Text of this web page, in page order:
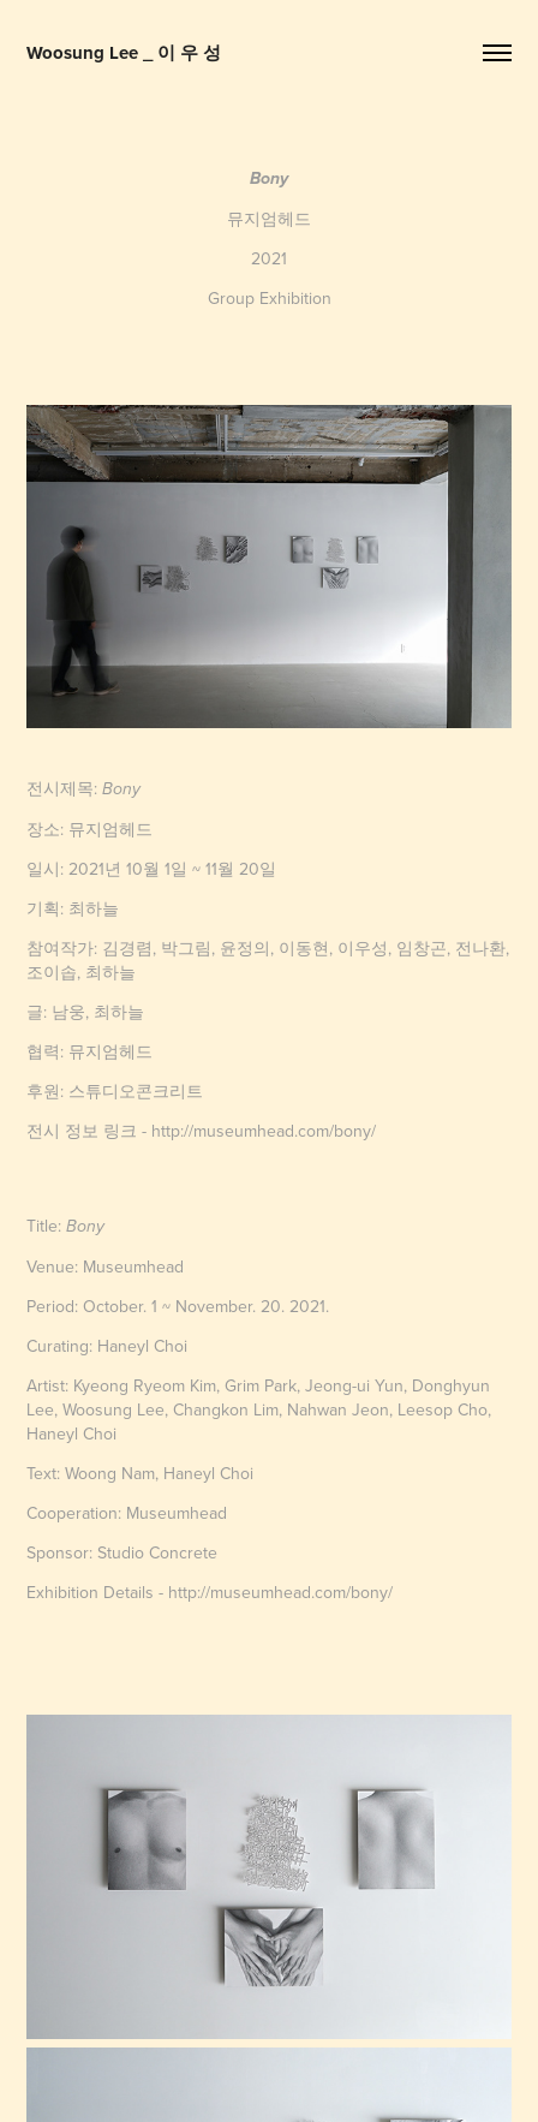
Woosung Lee _ 이 우 성
Bony
뮤지엄헤드
2021
Group Exhibition
전시제목:Bony
장소: 뮤지엄헤드
일시: 2021년 10월 1일 ~ 11월 20일
기획: 최하늘
참여작가: 김경렴, 박그림, 윤정의, 이동현, 이우성, 임창곤, 전나환,
조이솝, 최하늘
글: 남웅, 최하늘
협력: 뮤지엄헤드
후원: 스튜디오콘크리트
전시 정보 링크 - http://museumhead.com/bony/
Title:Bony
Venue: Museumhead
Period: October. 1 ~ November. 20. 2021.
Curating: Haneyl Choi
Artist: Kyeong Ryeom Kim, Grim Park, Jeong-ui Yun, Donghyun
Lee, Woosung Lee, Changkon Lim, Nahwan Jeon, Leesop Cho,
Haneyl Choi
Text: Woong Nam, Haneyl Choi
Cooperation: Museumhead
Sponsor: Studio Concrete
Exhibition Details - http://museumhead.com/bony/